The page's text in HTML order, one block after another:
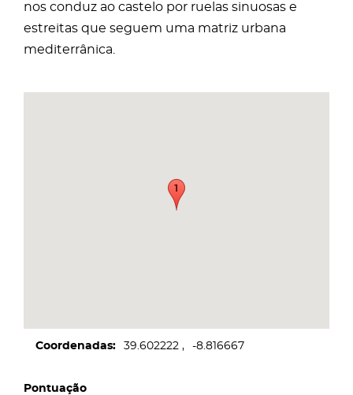
nos conduz ao castelo por ruelas sinuosas e
estreitas que seguem uma matriz urbana
mediterrânica.
Coordenadas 39.602222 -8.816667
Pontuação